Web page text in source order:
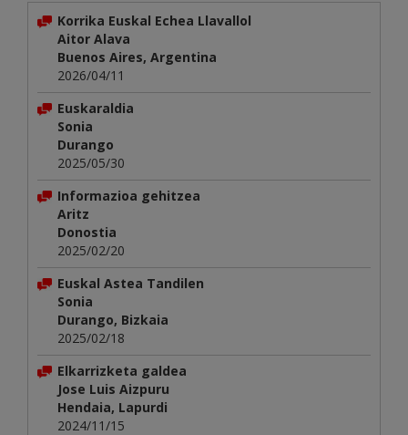
Korrika Euskal Echea Llavallol
Aitor Alava
Buenos Aires, Argentina
2026/04/11
Euskaraldia
Sonia
Durango
2025/05/30
Informazioa gehitzea
Aritz
Donostia
2025/02/20
Euskal Astea Tandilen
Sonia
Durango, Bizkaia
2025/02/18
Elkarrizketa galdea
Jose Luis Aizpuru
Hendaia, Lapurdi
2024/11/15